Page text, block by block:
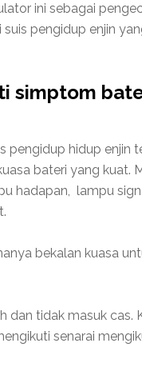
ini sebagai
pengidup enjin
simptom
pengidup hidup enjin
bateri yang kuat.
hadapan, lampu
bekalan kuasa
dan tidak masuk cas.
senarai